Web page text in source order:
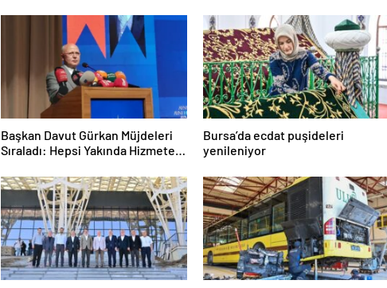
Başkan Davut Gürkan Müjdeleri
Sıraladı: Hepsi Yakında Hizmete
Bursa’da ecdat puşideleri
yenileniyor